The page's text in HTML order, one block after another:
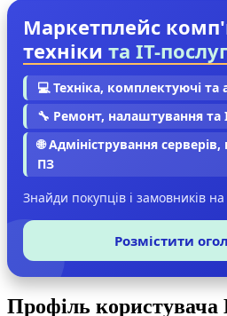
Маркетплейс
техніки та IT-послуг
💻 Техніка, комплектуючі та
🔧 Ремонт, налаштування та
🌐 Адміністрування
ПЗ
Знайди покупців і замовників на
Розмістити
Профіль користувача